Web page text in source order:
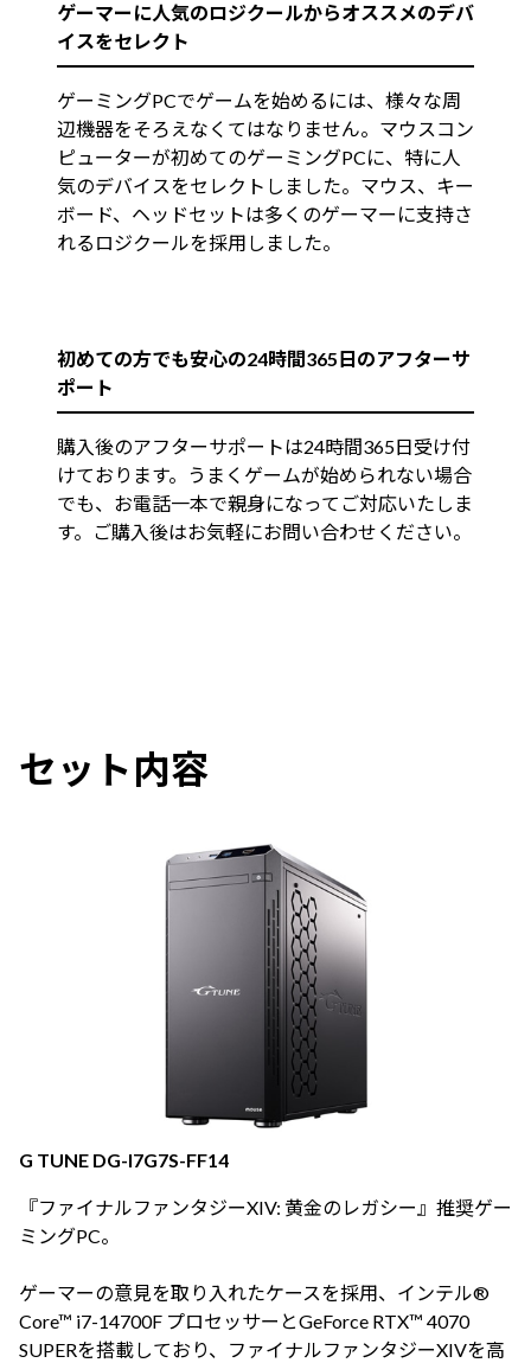
ゲーマーに人気のロジクールからオススメのデバ
イスをセレクト
ゲーミングPCでゲームを始めるには、様々な周
辺機器をそろえなくてはなりません。マウスコン
ピューターが初めてのゲーミングPCに、特に人
気のデバイスをセレクトしました。マウス、キー
ボード、ヘッドセットは多くのゲーマーに支持さ
れるロジクールを採用しました。
初めての方でも安心の24時間365日のアフターサ
ポート
購入後のアフターサポートは24時間365日受け付
けております。うまくゲームが始められない場合
でも、お電話一本で親身になってご対応いたしま
す。ご購入後はお気軽にお問い合わせください。
セット内容
G TUNE DG-I7G7S-FF14
『ファイナルファンタジーXIV: 黄金のレガシー』推奨ゲー
ミングPC。
ゲーマーの意見を取り入れたケースを採用、インテル®
Core™ i7-14700F プロセッサーとGeForce RTX™ 4070
SUPERを搭載しており、ファイナルファンタジーXIVを高